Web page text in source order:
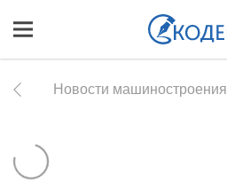
Новости машиностроения